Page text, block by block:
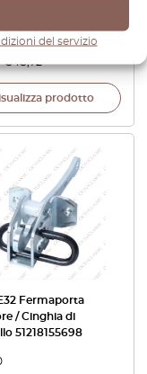
del servizio
€48,72
prodotto
Fermaporta
/ Cinghia di
51218155698